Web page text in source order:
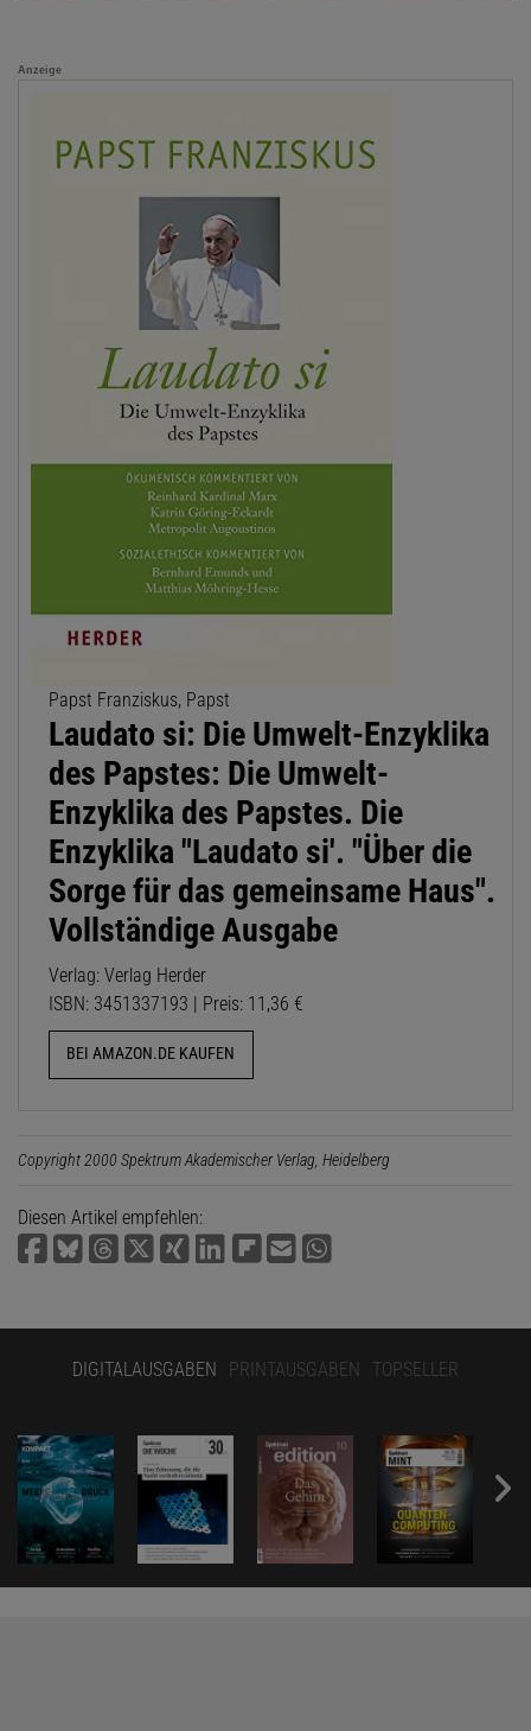
Anzeige
Papst Franziskus, Papst
Laudato si: Die Umwelt-Enzyklika
des Papstes: Die Umwelt-
Enzyklika des Papstes. Die
Enzyklika "Laudato si'. "Über die
Sorge für das gemeinsame Haus".
Vollständige Ausgabe
Verlag: Verlag Herder
ISBN: 3451337193 | Preis: 11,36 €
BEI AMAZON.DE KAUFEN
Copyright 2000 Spektrum Akademischer Verlag, Heidelberg
Diesen Artikel empfehlen:
DIGITALAUSGABEN PRINTAUSGABEN TOPSELLER